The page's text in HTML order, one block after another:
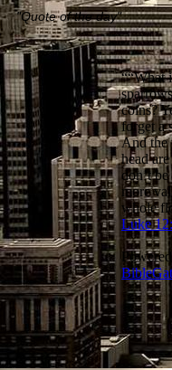
"Quote of the day"